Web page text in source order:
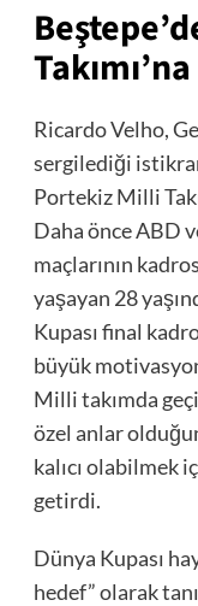
Ricardo Velho,
sergilediği
Portekiz Milli
Daha önce ABD
maçlarının
yaşayan 28
Kupası final
büyük
Milli takımda
özel anlar
kalıcı olabilmek
getirdi.
Dünya Kupası
hedef” olarak